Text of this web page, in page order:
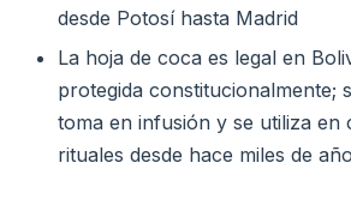
desde Potosí hasta Madrid
La hoja de coca es legal en
protegida constitucionalmente;
toma en infusión y se utiliza en
rituales desde hace miles de